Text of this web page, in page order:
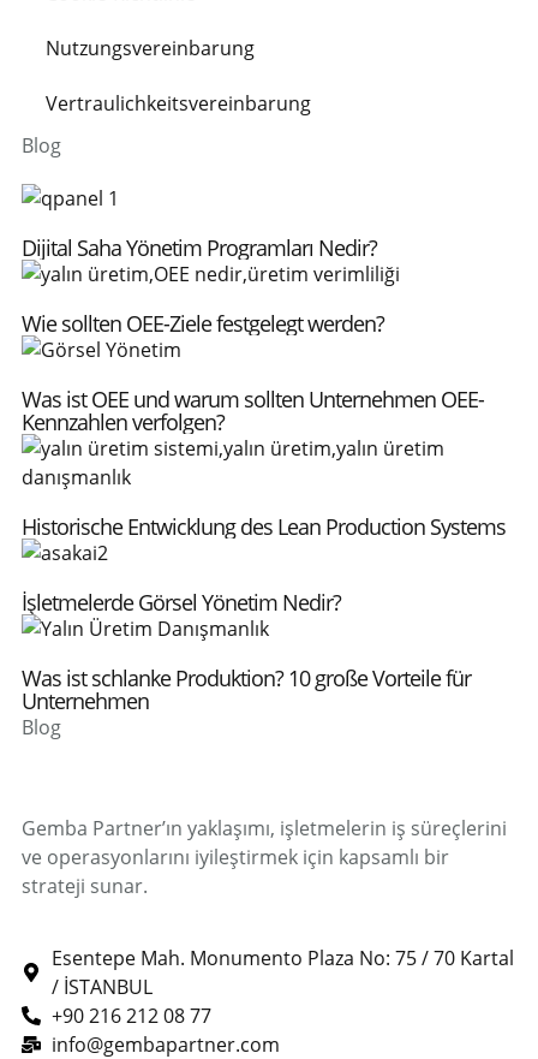
Nutzungsvereinbarung
Vertraulichkeitsvereinbarung
Blog
Dijital Saha Yönetim Programları Nedir?
Wie sollten OEE-Ziele festgelegt werden?
Was ist OEE und warum sollten Unternehmen OEE-
Kennzahlen verfolgen?
Historische Entwicklung des Lean Production Systems
İşletmelerde Görsel Yönetim Nedir?
Was ist schlanke Produktion? 10 große Vorteile für
Unternehmen
Blog
Gemba Partner’ın yaklaşımı, işletmelerin iş süreçlerini
ve operasyonlarını iyileştirmek için kapsamlı bir
strateji sunar.
Esentepe Mah. Monumento Plaza No: 75 / 70 Kartal
/ İSTANBUL
+90 216 212 08 77
info@gembapartner.com